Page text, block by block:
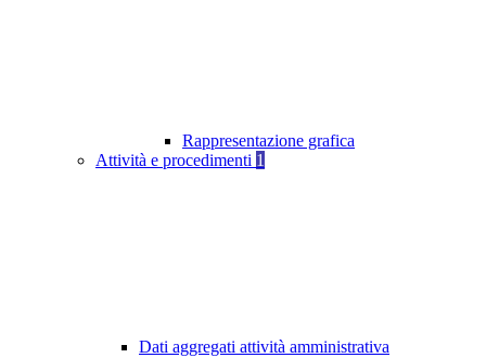
Rappresentazione grafica
Attività e procedimenti 1
Dati aggregati attività amministrativa